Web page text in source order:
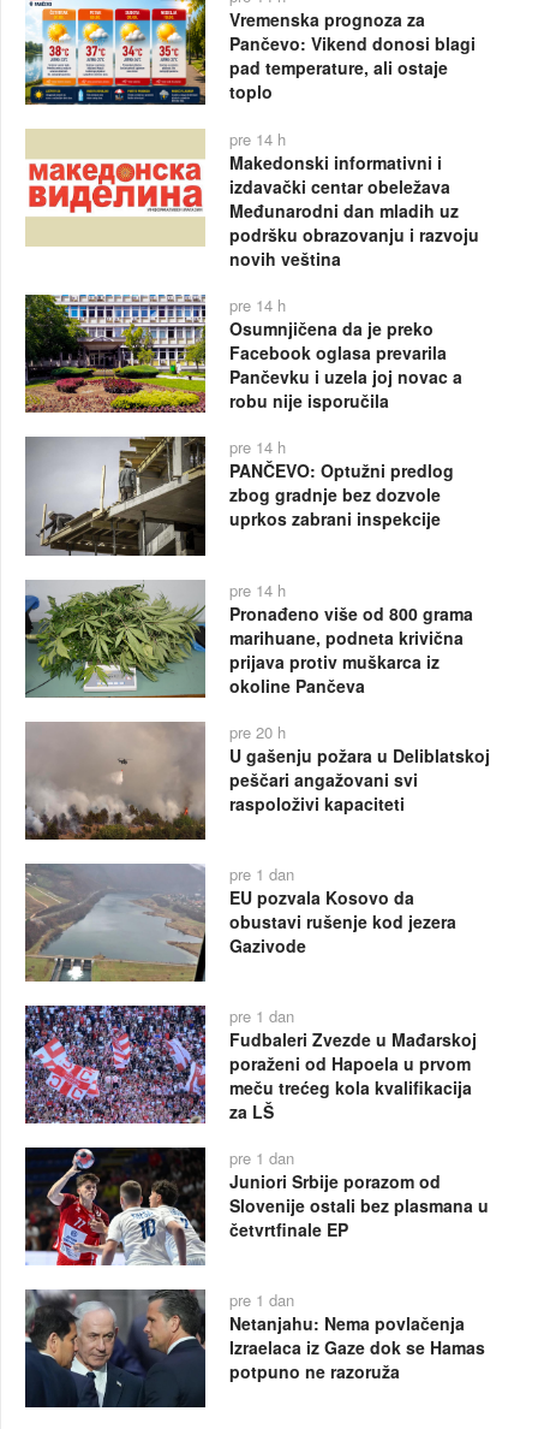
Vremenska prognoza za
Pančevo: Vikend donosi blagi
pad temperature, ali ostaje
toplo
pre 14 h
Makedonski informativni i
izdavački centar obeležava
Međunarodni dan mladih uz
podršku obrazovanju i razvoju
novih veština
pre 14 h
Osumnjičena da je preko
Facebook oglasa prevarila
Pančevku i uzela joj novac a
robu nije isporučila
pre 14 h
PANČEVO: Optužni predlog
zbog gradnje bez dozvole
uprkos zabrani inspekcije
pre 14 h
Pronađeno više od 800 grama
marihuane, podneta krivična
prijava protiv muškarca iz
okoline Pančeva
pre 20 h
U gašenju požara u Deliblatskoj
peščari angažovani svi
raspoloživi kapaciteti
pre 1 dan
EU pozvala Kosovo da
obustavi rušenje kod jezera
Gazivode
pre 1 dan
Fudbaleri Zvezde u Mađarskoj
poraženi od Hapoela u prvom
meču trećeg kola kvalifikacija
za LŠ
pre 1 dan
Juniori Srbije porazom od
Slovenije ostali bez plasmana u
četvrtfinale EP
pre 1 dan
Netanjahu: Nema povlačenja
Izraelaca iz Gaze dok se Hamas
potpuno ne razoruža